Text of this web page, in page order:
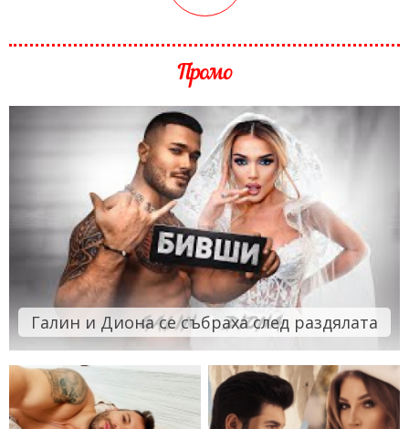
Промо
Галин и Диона се събраха след раздялата